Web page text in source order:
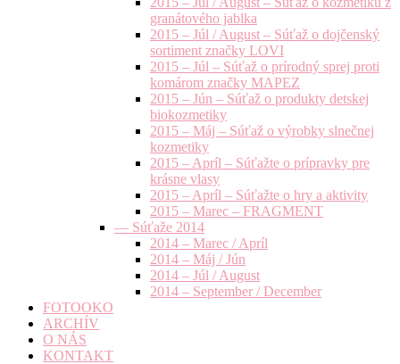
granátového jablka
2015 – Júl / August – Súťaž o dojčenský
sortiment značky LOVI
2015 – Júl – Súťaž o prírodný sprej proti
komárom značky MAPEZ
2015 – Jún – Súťaž o produkty detskej
biokozmetiky
2015 – Máj – Súťaž o výrobky slnečnej
kozmetiky
2015 – Apríl – Súťažte o prípravky pre
krásne vlasy
2015 – Apríl – Súťažte o hry a aktivity
2015 – Marec – FRAGMENT
— Súťaže 2014
2014 – Marec / Apríl
2014 – Máj / Jún
2014 – Júl / August
2014 – September / December
FOTOOKO
ARCHÍV
O NÁS
KONTAKT